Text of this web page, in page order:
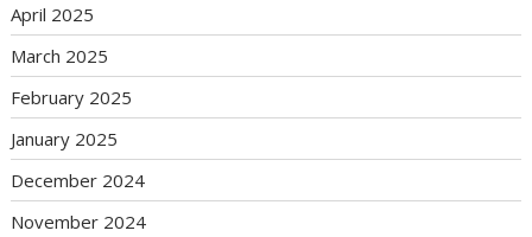
April 2025
March 2025
February 2025
January 2025
December 2024
November 2024